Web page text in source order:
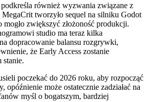
również wyzwania związane z
tworzyło sequel na silniku Godot
zwiększyć złożoność produkcji.
studio ma teraz kilka
dopracowanie balansu rozgrywki,
że Early Access zostanie
poczekać do 2026 roku, aby rozpocząć
może ostatecznie zadziałać na
myśl o bogatszym, bardziej